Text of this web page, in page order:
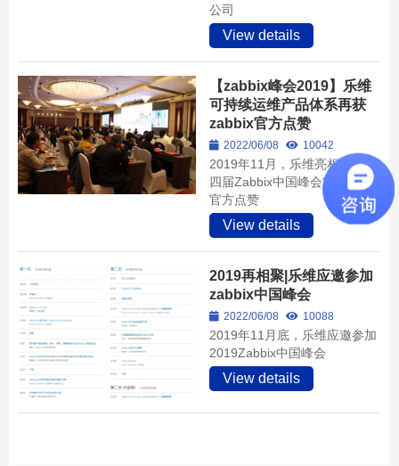
公司
View details
【zabbix峰会2019】乐维
可持续运维产品体系再获
zabbix官方点赞
2022/06/08 10042
2019年11月，乐维亮相北京”第
四届Zabbix中国峰会“，并获得
官方点赞
View details
2019再相聚|乐维应邀参加
zabbix中国峰会
2022/06/08 10088
2019年11月底，乐维应邀参加
2019Zabbix中国峰会
View details